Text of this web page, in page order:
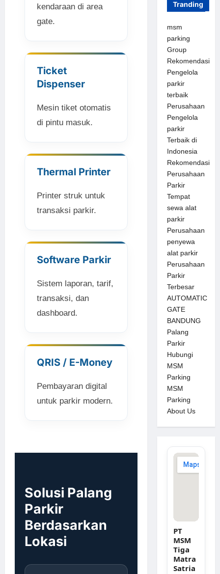
kendaraan di area
gate.
Ticket
Dispenser
Mesin tiket otomatis
di pintu masuk.
Thermal Printer
Printer struk untuk
transaksi parkir.
Software Parkir
Sistem laporan, tarif,
transaksi, dan
dashboard.
QRIS / E-Money
Pembayaran digital
untuk parkir modern.
Solusi Palang
Parkir
Berdasarkan
Lokasi
Tranding
msm
parking
Group
Rekomendasi
Pengelola
parkir
terbaik
Perusahaan
Pengelola
parkir
Terbaik di
Indonesia
Rekomendasi
Perusahaan
Parkir
Tempat
sewa alat
parkir
Perusahaan
penyewa
alat parkir
Perusahaan
Parkir
Terbesar
AUTOMATIC
GATE
BANDUNG
Palang
Parkir
Hubungi
MSM
Parking
MSM
Parking
About Us
PT
MSM
Tiga
Matra
Satria